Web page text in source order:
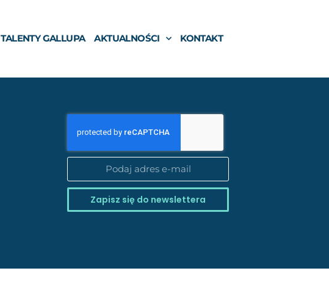
TALENTY GALLUPA AKTUALNOŚCI KONTAKT
Zapisz się do newslettera